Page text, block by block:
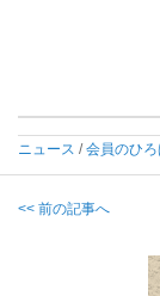
ニュース /会員のひ
<< 前の記事へ